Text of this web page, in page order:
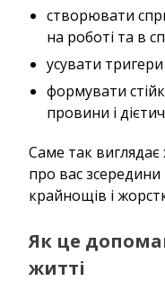
створювати
на роботі та в
усувати
формувати
провини і
Саме так виглядає
про вас
крайнощів і
Як це
житті